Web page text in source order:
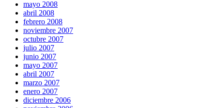
mayo 2008
abril 2008
febrero 2008
noviembre 2007
octubre 2007
julio 2007
junio 2007
mayo 2007
abril 2007
marzo 2007
enero 2007
diciembre 2006